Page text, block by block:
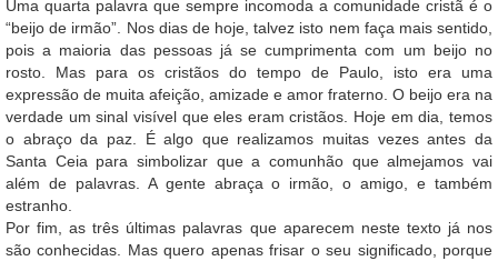
Uma quarta palavra que sempre incomoda a comunidade cristã é o
“beijo de irmão”. Nos dias de hoje, talvez isto nem faça mais sentido,
pois a maioria das pessoas já se cumprimenta com um beijo no
rosto. Mas para os cristãos do tempo de Paulo, isto era uma
expressão de muita afeição, amizade e amor fraterno. O beijo era na
verdade um sinal visível que eles eram cristãos. Hoje em dia, temos
o abraço da paz. É algo que realizamos muitas vezes antes da
Santa Ceia para simbolizar que a comunhão que almejamos vai
além de palavras. A gente abraça o irmão, o amigo, e também
estranho.
Por fim, as três últimas palavras que aparecem neste texto já nos
são conhecidas. Mas quero apenas frisar o seu significado, porque